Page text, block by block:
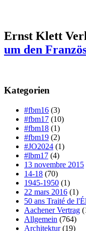
Ernst Klett
um den
Kategorien
#fbm16 (3)
#fbm17 (10)
#fbm18 (1)
#fbm19 (2)
#JO2024 (1)
#lbm17 (4)
13 novembre 2015
14-18 (70)
1945-1950 (1)
22 mars 2016 (1)
50 ans Traité de
Aachener Vertrag
Allgemein (764)
Architektur(19)